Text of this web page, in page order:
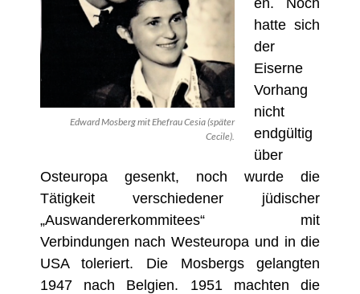
Edward Mosberg mit Ehefrau Cesia (später
Cecile).
hatte sich
der
Eiserne
Vorhang
nicht
endgültig
über
Osteuropa gesenkt, noch wurde die
Tätigkeit verschiedener jüdischer
„Auswandererkommitees“ mit
Verbindungen nach Westeuropa und in die
USA toleriert. Die Mosbergs gelangten
1947 nach Belgien. 1951 machten die